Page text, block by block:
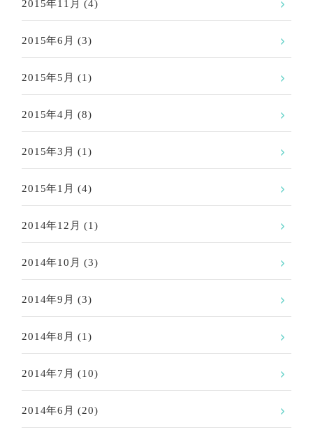
2015年11月 (4)
2015年6月 (3)
2015年5月 (1)
2015年4月 (8)
2015年3月 (1)
2015年1月 (4)
2014年12月 (1)
2014年10月 (3)
2014年9月 (3)
2014年8月 (1)
2014年7月 (10)
2014年6月 (20)